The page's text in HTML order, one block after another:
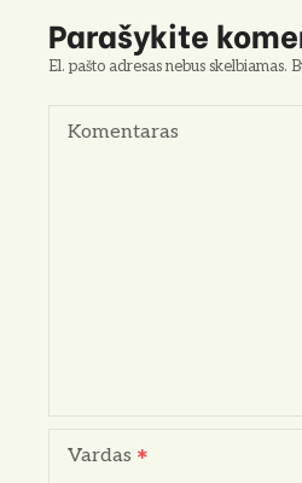
i
g
a
Parašykite
El. pašto adresas nebus skelbiamas.
Komentaras
Vardas